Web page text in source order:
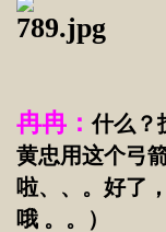
冉冉：什么？
黄忠用这个弓
啦、、。好了
哦 。。）